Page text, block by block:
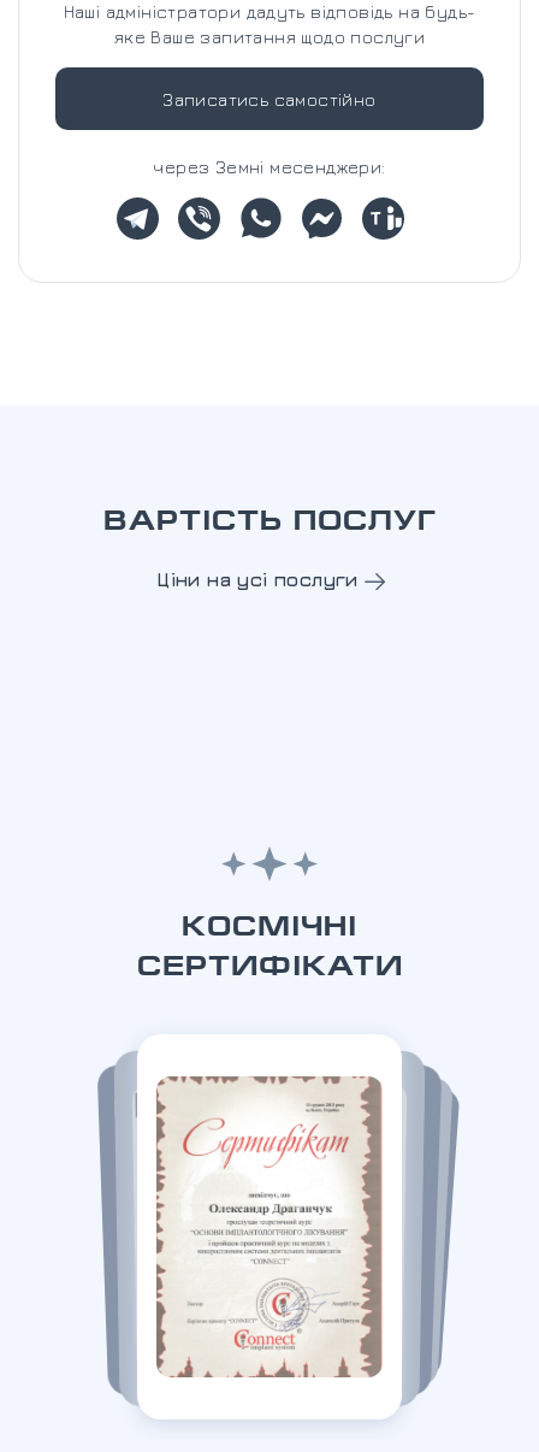
Наші адміністратори дадуть відповідь на будь-
яке Ваше запитання щодо послуги
Записатись самостійно
через Земні месенджери:
ВАРТІСТЬ ПОСЛУГ
Ціни на усі послуги
КОСМІЧНІ
СЕРТИФІКАТИ